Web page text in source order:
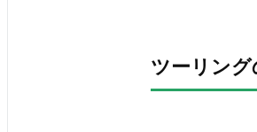
ツーリン